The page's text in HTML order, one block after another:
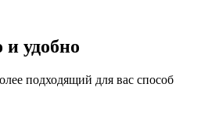
удобно
подходящий для вас способ